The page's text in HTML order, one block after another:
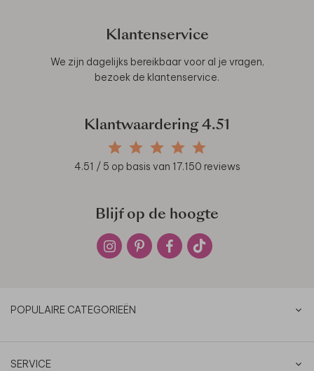
Klantenservice
We zijn dagelijks bereikbaar voor al je vragen,
bezoek de klantenservice.
Klantwaardering 4.51
4.51 / 5 op basis van 17.150 reviews
Blijf op de hoogte
POPULAIRE CATEGORIEËN
SERVICE